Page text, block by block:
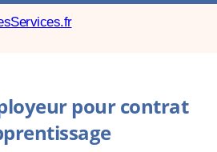
pour contrat